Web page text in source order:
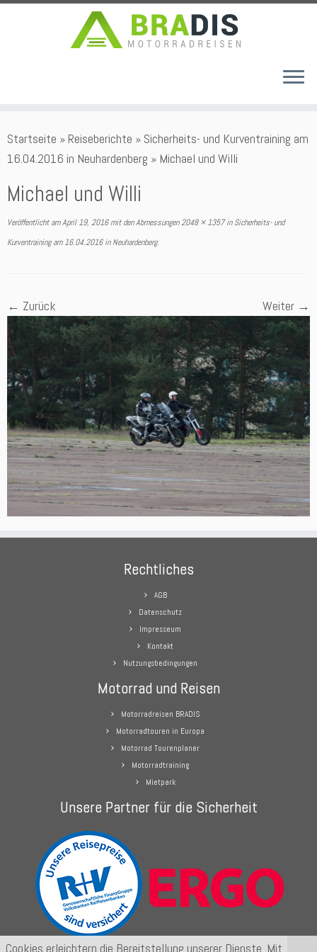
Inhalt
springen
Startseite » Reiseberichte » Sicherheits- und Kurventraining am
16.04.2016 in Neuhardenberg » Michael und Willi
Michael und Willi
Veröffentlicht amApril 19, 2016mit den Abmessungen2048 × 1357inSicherheits- und
Kurventraining am 16.04.2016 in Neuhardenberg.
← Zurück Weiter →
Rechtliches
AGB
Datenschutz
Impresseum
Kontakt
Nutzungsbedingungen
Motorrad und Reisen
Motorradreisen BRADIS
Motorradtouren in Europa
Motorrad Tourenplaner
Motorradtraining
Mietpark
Unsere Partner für die Sicherheit
Cookies erleichtern die Bereitstellung unserer Dienste. Mit